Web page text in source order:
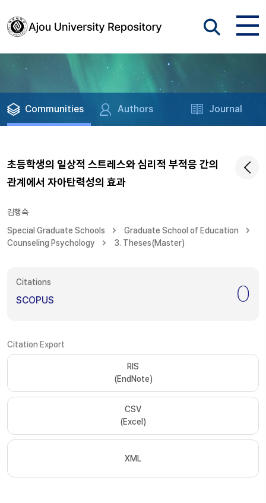
Communities Authors Journal
초등학생의 일상적 스트레스와 심리적 부적응 간의
관계에서 자아탄력성의 효과
김행숙
Special Graduate Schools
Graduate School of Education
Counseling Psychology
3. Theses(Master)
Citations
SCOPUS 0
Citation Export
RIS
(EndNote)
CSV
(Excel)
XML